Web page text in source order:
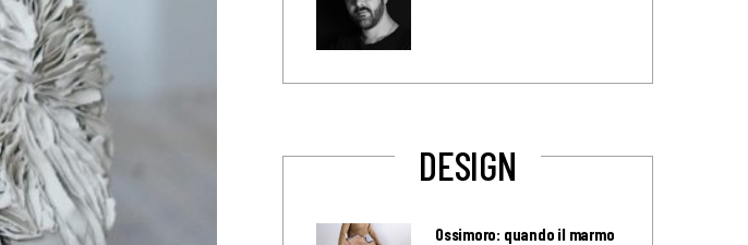
DESIGN
Ossimoro: quando il marmo